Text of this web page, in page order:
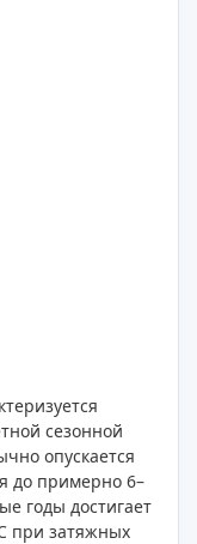
сезонной
опускается
до примерно 6–
годы достигает
при затяжных